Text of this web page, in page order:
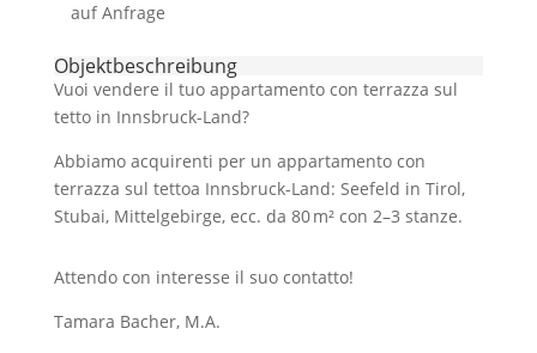
auf Anfrage
Objekt­beschreibung
Vuoi vendere il tuo appartamento con terrazza sul
tetto in Innsbruck-Land?
Abbiamo acquirenti per un appartamento con
terrazza sul tettoa Innsbruck-Land: Seefeld in Tirol,
Stubai, Mittelgebirge, ecc. da 80 m² con 2–3 stanze.
Attendo con interesse il suo contatto!
Tamara Bacher, M.A.